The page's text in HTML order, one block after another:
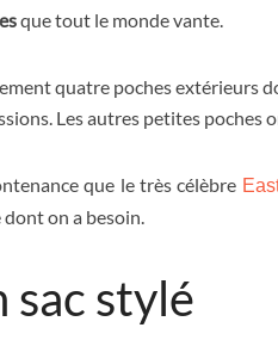
que tout le monde vante.
quatre poches extérieurs
Les autres petites poches
que le très célèbre
on a besoin.
stylé